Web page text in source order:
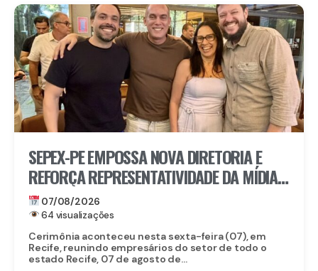
SEPEX-PE EMPOSSA NOVA DIRETORIA E
REFORÇA REPRESENTATIVIDADE DA MÍDIA
EXTERIOR EM PERNAMBUCO
07/08/2026
64 visualizações
Cerimônia aconteceu nesta sexta-feira (07), em
Recife, reunindo empresários do setor de todo o
estado Recife, 07 de agosto de...